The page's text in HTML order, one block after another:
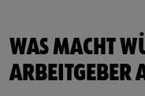
WAS MACHT
ARBEITGEBER